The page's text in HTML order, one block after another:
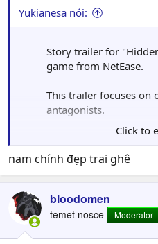
Yukianesa nói:
Story trailer for
game from NetEase.
This trailer focuses on
antagonists.
Described as a
supernatural extraction
game doesn't yet
pic.twitter.com/
— Daniel Camilo
2026
Click to
nam chính đẹp trai ghê
bloodomen
temet nosce Moderator